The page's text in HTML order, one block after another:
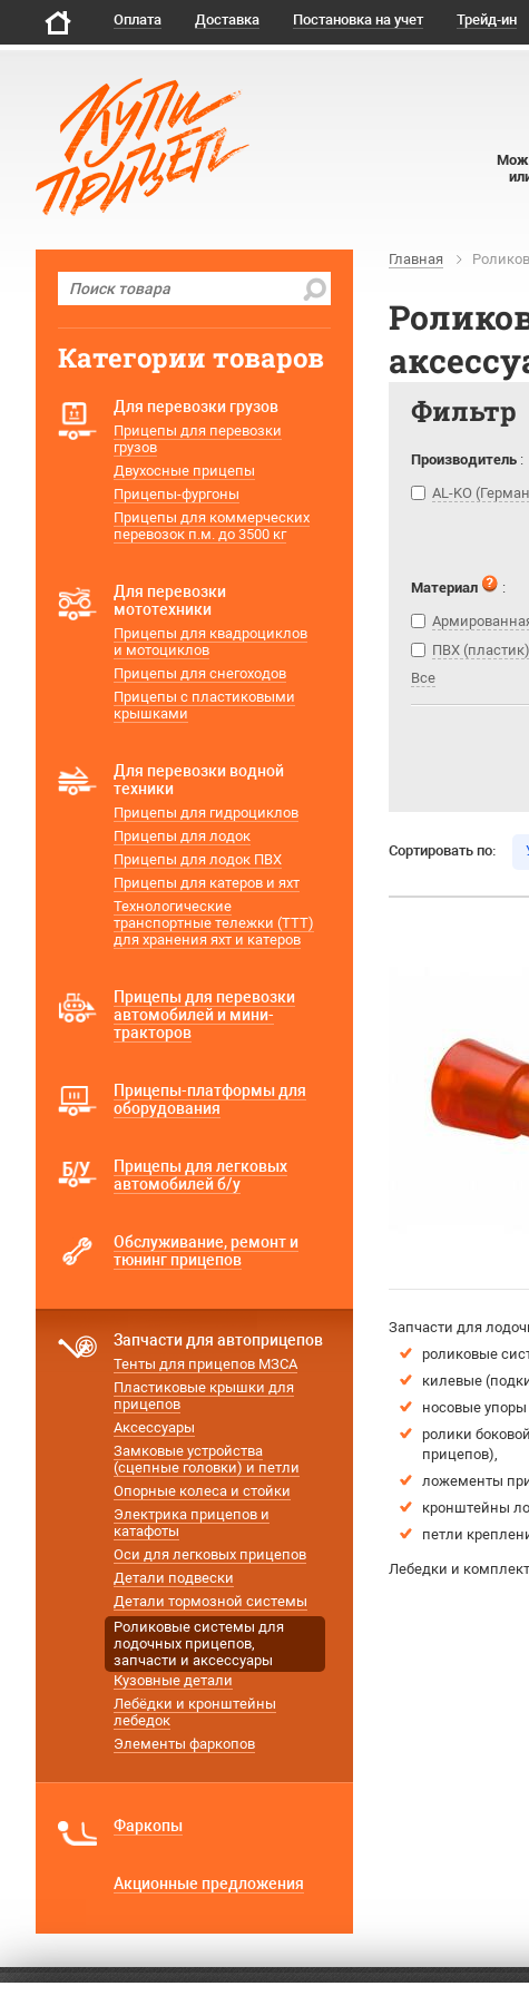
Оплата Доставка Постановка на учет Трейд-ин
Главная
Фильтр
Производитель :
AL-KO
Материал
:
ПВХ (пластик)
Все
Сортировать по:
Запчасти для
роликовые
килевые
носовые
ролики
прицепов),
ложементы
кронштейны
петли
Лебедки и
Категории товаров
Для перевозки грузов
Прицепы для перевозки
грузов
Двухосные прицепы
Прицепы-фургоны
Прицепы для коммерческих
перевозок п.м. до 3500 кг
Для перевозки
мототехники
Прицепы для квадроциклов
и мотоциклов
Прицепы для снегоходов
Прицепы с пластиковыми
крышками
Для перевозки водной
техники
Прицепы для гидроциклов
Прицепы для лодок
Прицепы для лодок ПВХ
Прицепы для катеров и яхт
Технологические
транспортные тележки (ТТТ)
для хранения яхт и катеров
Прицепы для перевозки
автомобилей и мини-
тракторов
Прицепы-платформы для
оборудования
Прицепы для легковых
автомобилей б/у
Обслуживание, ремонт и
тюнинг прицепов
Запчасти для автоприцепов
Тенты для прицепов МЗСА
Пластиковые крышки для
прицепов
Аксессуары
Замковые устройства
(сцепные головки) и петли
Опорные колеса и стойки
Электрика прицепов и
катафоты
Оси для легковых прицепов
Детали подвески
Детали тормозной системы
Роликовые системы для
лодочных прицепов,
запчасти и аксессуары
Кузовные детали
Лебёдки и кронштейны
лебедок
Элементы фаркопов
Фаркопы
Акционные предложения